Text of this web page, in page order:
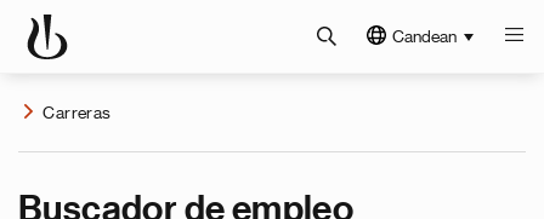
Candean
Carreras
Buscador de empleo